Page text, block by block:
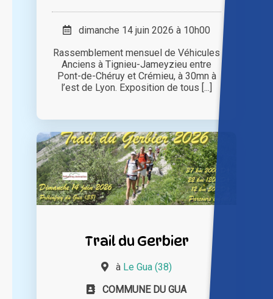
dimanche 14 juin 2026 à 10h00
Rassemblement mensuel de Véhicules
Anciens à Tignieu-Jameyzieu entre
Pont-de-Chéruy et Crémieu, à 30mn à
l’est de Lyon. Exposition de tous [...]
Trail du Gerbier
à Le Gua (38)
COMMUNE DU GUA